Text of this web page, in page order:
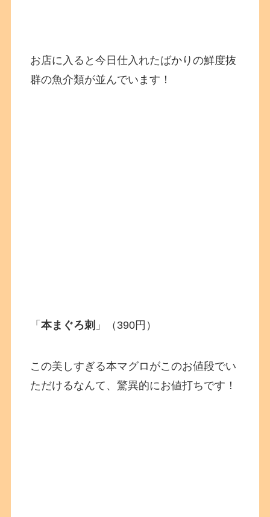
お店に入ると今日仕入れたばかりの鮮度抜
群の魚介類が並んでいます！
「本まぐろ刺 」（390円）
この美しすぎる本マグロがこのお値段でい
ただけるなんて、驚異的にお値打ちです！